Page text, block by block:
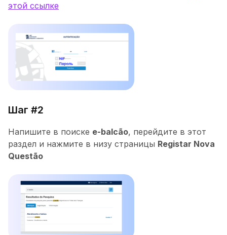
этой ссылке
Шаг #2
Напишите в поиске e-balcão, перейдите в этот
раздел и нажмите в низу страницы Registar Nova
Questão